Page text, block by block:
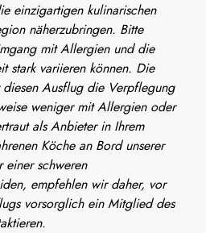
einzigartigen kulinarischen
näherzubringen. Bitte
mit Allergien und die
stark variieren können. Die
Ausflug die Verpflegung
weniger mit Allergien oder
als Anbieter in Ihrem
Köche an Bord unserer
einer schweren
empfehlen wir daher, vor
vorsorglich ein Mitglied des